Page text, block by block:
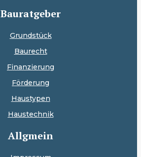
Bauratgeber
Grundstück
Baurecht
Finanzierung
Förderung
Haustypen
Haustechnik
Allgmein